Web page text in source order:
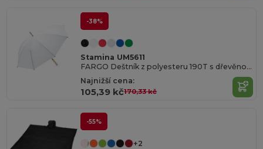
-38%
Stamina UM5611
FARGO Deštník z polyesteru 190T s dřevěnou rukojetí a automatickým otevíráním
Najnižší cena:
105,39 kč170,33 kč
-55%
+2